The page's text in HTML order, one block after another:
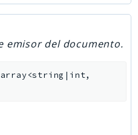
emisor del documento.
array<string|int,